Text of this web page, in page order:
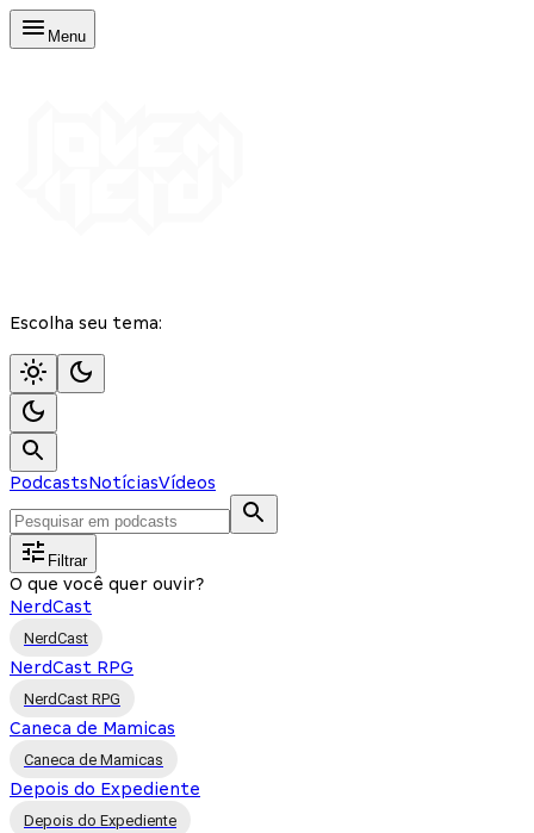
Menu
Escolha seu tema:
PodcastsNotíciasVídeos
Filtrar
O que você quer ouvir?
NerdCast
NerdCast
NerdCast RPG
NerdCast RPG
Caneca de Mamicas
Caneca de Mamicas
Depois do Expediente
Depois do Expediente